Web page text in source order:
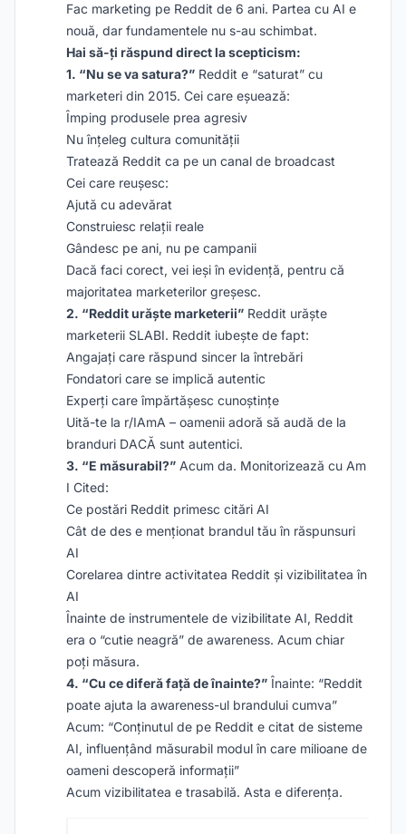
Fac marketing pe Reddit de 6 ani. Partea cu AI e
nouă, dar fundamentele nu s-au schimbat.
Hai să-ți răspund direct la scepticism:
1. “Nu se va satura?” Reddit e “saturat” cu
marketeri din 2015. Cei care eșuează:
Împing produsele prea agresiv
Nu înțeleg cultura comunității
Tratează Reddit ca pe un canal de broadcast
Cei care reușesc:
Ajută cu adevărat
Construiesc relații reale
Gândesc pe ani, nu pe campanii
Dacă faci corect, vei ieși în evidență, pentru că
majoritatea marketerilor greșesc.
2. “Reddit urăște marketerii” Reddit urăște
marketerii SLABI. Reddit iubește de fapt:
Angajați care răspund sincer la întrebări
Fondatori care se implică autentic
Experți care împărtășesc cunoștințe
Uită-te la r/IAmA – oamenii adoră să audă de la
branduri DACĂ sunt autentici.
3. “E măsurabil?” Acum da. Monitorizează cu Am
I Cited:
Ce postări Reddit primesc citări AI
Cât de des e menționat brandul tău în răspunsuri
AI
Corelarea dintre activitatea Reddit și vizibilitatea în
AI
Înainte de instrumentele de vizibilitate AI, Reddit
era o “cutie neagră” de awareness. Acum chiar
poți măsura.
4. “Cu ce diferă față de înainte?” Înainte: “Reddit
poate ajuta la awareness-ul brandului cumva”
Acum: “Conținutul de pe Reddit e citat de sisteme
AI, influențând măsurabil modul în care milioane de
oameni descoperă informații”
Acum vizibilitatea e trasabilă. Asta e diferența.